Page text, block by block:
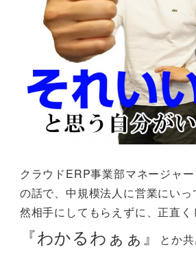
クラウドERP事業部マネージャ
の話で、中規模法人に営業にい
然相手にしてもらえずに、正直
『わかるわぁぁ』 とか